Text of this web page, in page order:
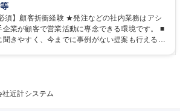
、Web会議等)7割、外勤(訪問、デモ等)3割で丁
2
15案件）。 ・内勤（70％）：問合せ対応、提
会議 ・外勤（30％）：顧客訪問、新製品デ
須】顧客折衝経験 ★発注などの社内業務はアシ
業が顧客で営業活動に専念できる環境です。 ■
きやすく、今までに事例がない提案も行える風
率が高い！ 学歴・資格 学歴：大学
社近計システム